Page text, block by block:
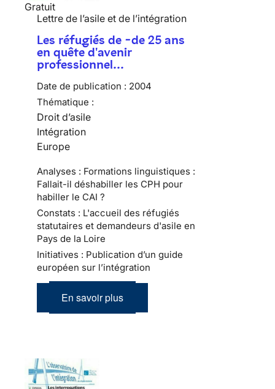
Gratuit
Lettre de l’asile et de l’intégration
Les réfugiés de -de 25 ans
en quête d'avenir
professionnel…
Date de publication : 2004
Thématique :
Droit d’asile
Intégration
Europe
Analyses : Formations linguistiques :
Fallait-il déshabiller les CPH pour
habiller le CAI ?
Constats : L'accueil des réfugiés
statutaires et demandeurs d'asile en
Pays de la Loire
Initiatives : Publication d’un guide
européen sur l’intégration
En savoir plus